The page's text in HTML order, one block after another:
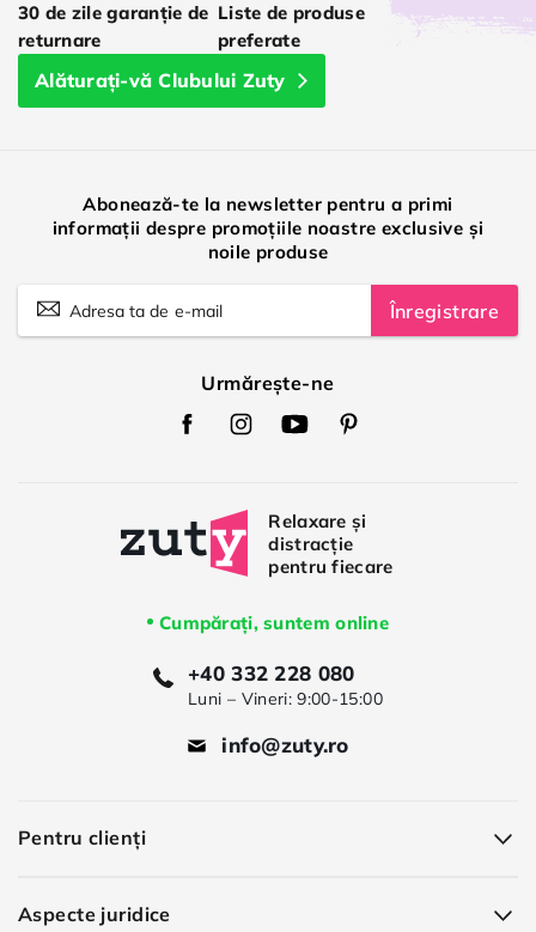
30 de zile garanție de
returnare
Liste de produse
preferate
Alăturați-vă Clubului Zuty
Abonează-te la newsletter pentru a primi
informații despre promoțiile noastre exclusive și
noile produse
Înregistrare
Urmărește-ne
Zuty
Facebook
Zuty
Instagram
Zuty
Youtube
Zuty
Pinterest
Cumpărați, suntem online
+40 332 228 080
Luni – Vineri: 9:00-15:00
info@zuty.ro
Pentru clienți
Aspecte juridice